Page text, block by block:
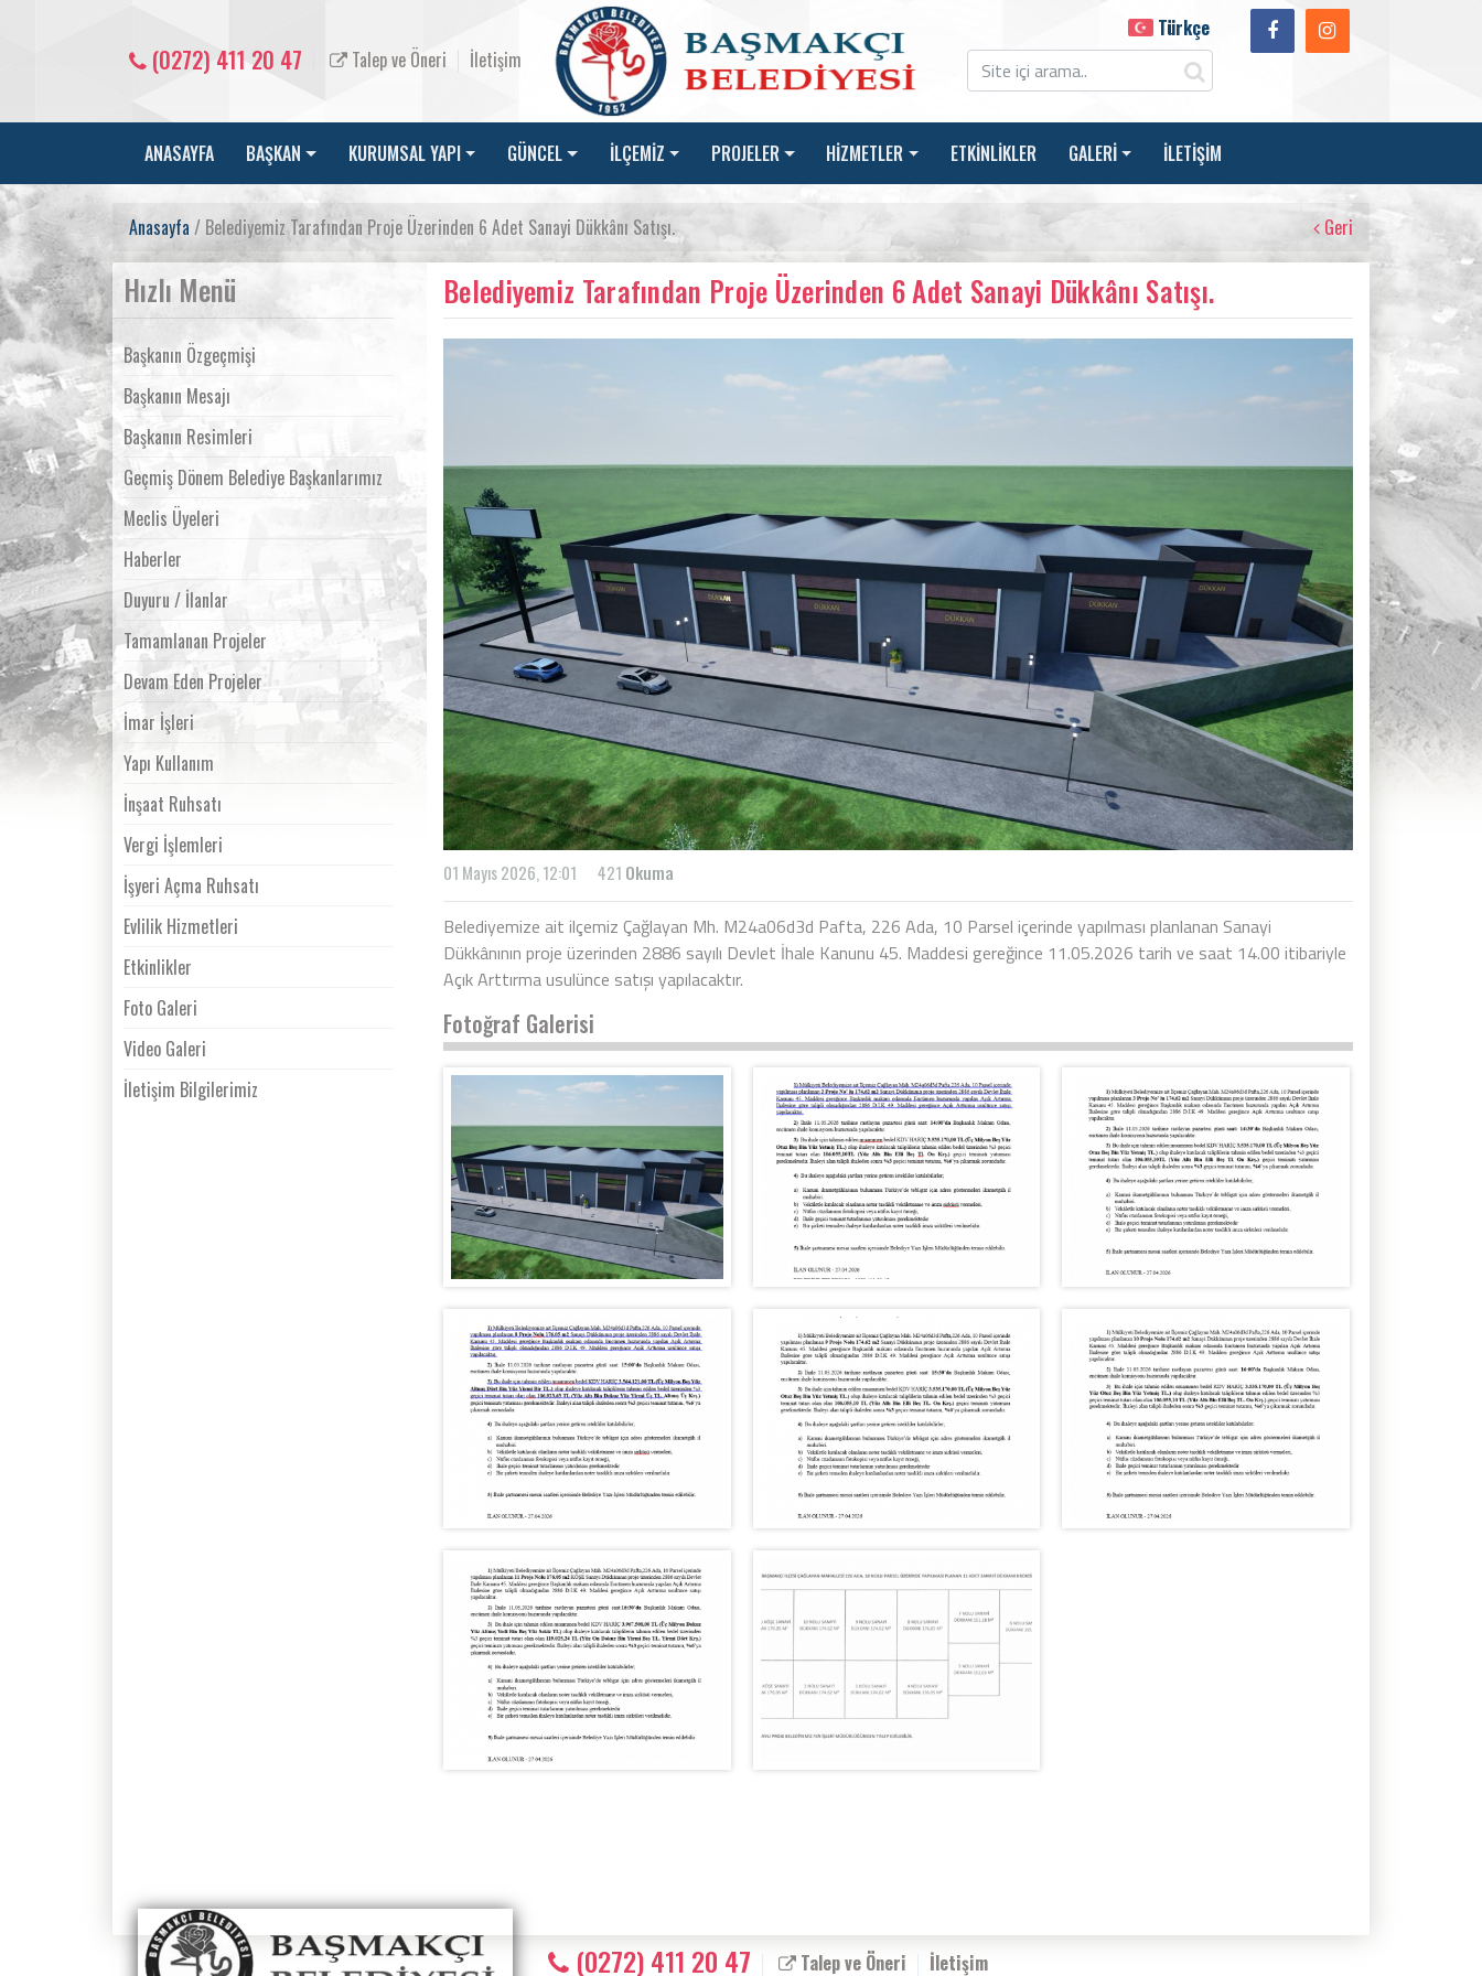
(0272) 411 20 47 Talep ve Öneri İletişim
Türkçe
ANASAYFA BAŞKAN KURUMSAL YAPI GÜNCEL İLÇEMİZ PROJELER HİZMETLER ETKİNLİKLER GALERİ İLETİŞİM
Anasayfa / Belediyemiz Tarafından Proje Üzerinden 6 Adet Sanayi Dükkânı Satışı. Geri
Hızlı Menü
Başkanın Özgeçmişi
Başkanın Mesajı
Başkanın Resimleri
Geçmiş Dönem Belediye Başkanlarımız
Meclis Üyeleri
Haberler
Duyuru / İlanlar
Tamamlanan Projeler
Devam Eden Projeler
İmar İşleri
Yapı Kullanım
İnşaat Ruhsatı
Vergi İşlemleri
İşyeri Açma Ruhsatı
Evlilik Hizmetleri
Etkinlikler
Foto Galeri
Video Galeri
İletişim Bilgilerimiz
Belediyemiz Tarafından Proje Üzerinden 6 Adet Sanayi Dükkânı Satışı.
01 Mayıs 2026, 12:01 421 Okuma
Belediyemize ait ilçemiz Çağlayan Mh. M24a06d3d Pafta, 226 Ada, 10 Parsel içerinde yapılması planlanan Sanayi
Dükkânının proje üzerinden 2886 sayılı Devlet İhale Kanunu 45. Maddesi gereğince 11.05.2026 tarih ve saat 14.00 itibariyle
Açık Arttırma usulünce satışı yapılacaktır.
Fotoğraf Galerisi
(0272) 411 20 47 Talep ve Öneri İletişim